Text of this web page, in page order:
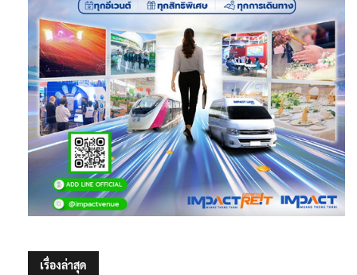
เรื่องล่าสุด